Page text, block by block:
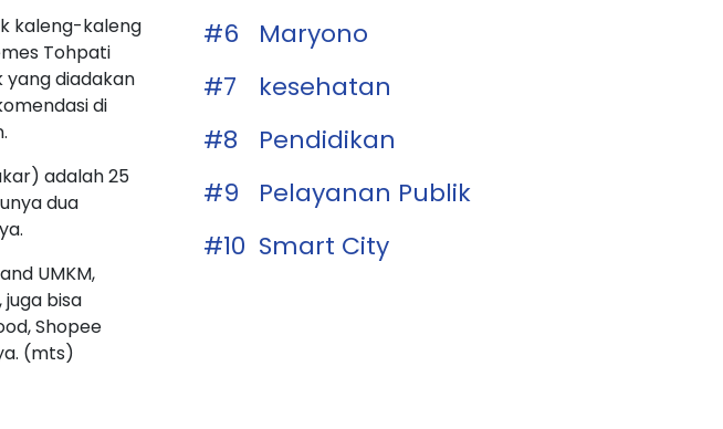
kaleng-kaleng
Tohpati
yang diadakan
di
adalah 25
dua
UMKM,
bisa
Shopee
(mts)
#6
Maryono
#7
kesehatan
#8
Pendidikan
#9
Pelayanan Publik
#10 Smart City